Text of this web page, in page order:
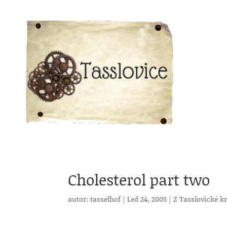
Cholesterol part two
autor:tasselhof |Led 24, 2005 |Z Tasslovické